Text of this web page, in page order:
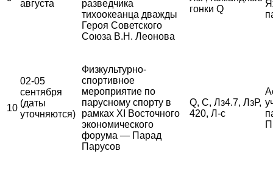
августа
разведчика
тихоокеанца дважды
Героя Советского
Союза В.Н. Леонова
гонки Q
10
02-05
сентября
(даты
уточняются)
Физкультурно-
спортивное
мероприятие по
парусному спорту в
рамках XI Восточного
экономического
форума — Парад
Парусов
Q, С, Лз4.7, ЛзР,
420, Л-с